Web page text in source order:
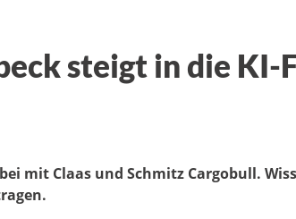
steigt in die KI-
mit Claas und Schmitz Cargobull.